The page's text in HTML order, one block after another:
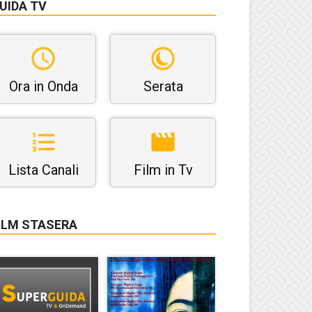
TV
Ora in Onda Serata
Lista Canali Film in Tv
STASERA